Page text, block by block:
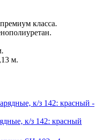
класса.
м.
к/з 142: красный